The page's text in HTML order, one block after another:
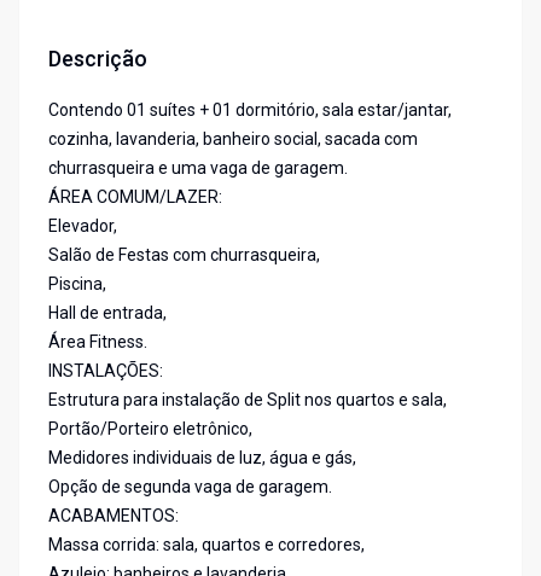
Descrição
Contendo 01 suítes + 01 dormitório, sala estar/jantar,
cozinha, lavanderia, banheiro social, sacada com
churrasqueira e uma vaga de garagem.
ÁREA COMUM/LAZER:
Elevador,
Salão de Festas com churrasqueira,
Piscina,
Hall de entrada,
Área Fitness.
INSTALAÇÕES:
Estrutura para instalação de Split nos quartos e sala,
Portão/Porteiro eletrônico,
Medidores individuais de luz, água e gás,
Opção de segunda vaga de garagem.
ACABAMENTOS:
Massa corrida: sala, quartos e corredores,